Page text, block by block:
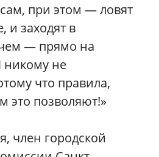
при этом — ловят
и заходят в
— прямо на
никому не
что правила,
это позволяют!»
член городской